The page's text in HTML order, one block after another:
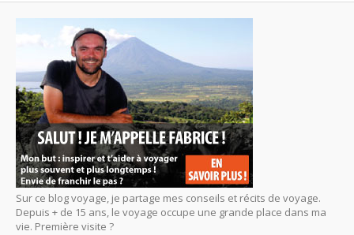
Sur ce blog voyage, je partage mes conseils et récits de voyage.
Depuis + de 15 ans, le voyage occupe une grande place dans ma
vie. Première visite ?